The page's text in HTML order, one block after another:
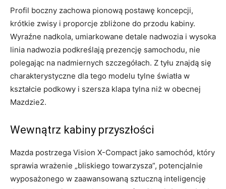
Profil boczny zachowa pionową postawę koncepcji,
krótkie zwisy i proporcje zbliżone do przodu kabiny.
Wyraźne nadkola, umiarkowane detale nadwozia i wysoka
linia nadwozia podkreślają prezencję samochodu, nie
polegając na nadmiernych szczegółach. Z tyłu znajdą się
charakterystyczne dla tego modelu tylne światła w
kształcie podkowy i szersza klapa tylna niż w obecnej
Mazdzie2.
Wewnątrz kabiny przyszłości
Mazda postrzega Vision X-Compact jako samochód, który
sprawia wrażenie „bliskiego towarzysza”, potencjalnie
wyposażonego w zaawansowaną sztuczną inteligencję